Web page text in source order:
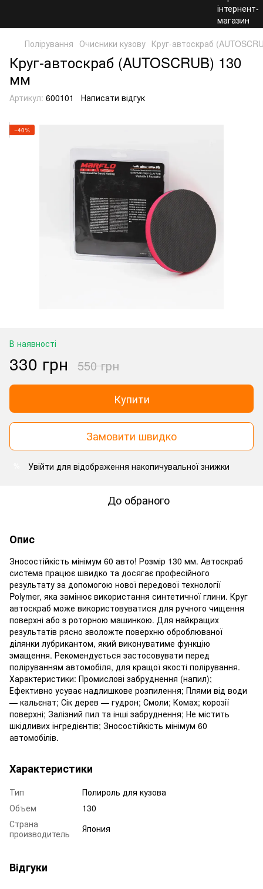
Полірування Очисники кузову Круг-автоскраб
Круг-автоскраб (AUTOSCRUB) 130
мм
Артикул: 600101 Написати відгук
−40%
В наявності
330 грн 550 грн
Купити
Замовити швидко
Увійти для відображення накопичувальної знижки
До обраного
Опис
Зносостійкість мінімум 60 авто! Розмір 130 мм. Автоскраб
система працює швидко та досягає професійного
результату за допомогою нової передової технології
Polymer, яка замінює використання синтетичної глини. Круг
автоскраб може використовуватися для ручного чищення
поверхні або з роторною машинкою. Для найкращих
результатів рясно зволожте поверхню оброблюваної
ділянки лубрикантом, який виконуватиме функцію
змащення. Рекомендується застосовувати перед
поліруванням автомобіля, для кращої якості полірування.
Характеристики: Промислові забруднення (напил);
Ефективно усуває надлишкове розпилення; Плями від води
— кальєнат; Сік дерев — гудрон; Смоли; Комах; корозії
поверхні; Залізний пил та інші забруднення; Не містить
шкідливих інгредієнтів; Зносостійкість мінімум 60
автомобілів.
Характеристики
Тип
Полироль для кузова
Объем
130
Страна
производитель
Япония
Відгуки